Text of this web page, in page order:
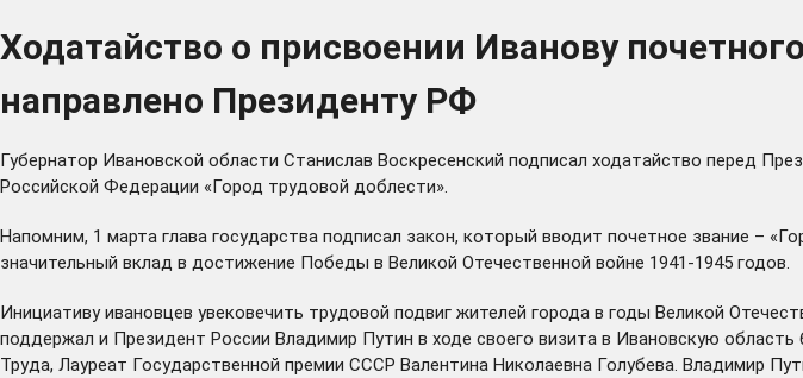
Ходатайство о присвоении Иванову
направлено Президенту РФ
Губернатор Ивановской области Станислав Воскресенский подписал ходатайство перед
Российской Федерации «Город трудовой доблести».
Напомним, 1 марта глава государства подписал закон, который вводит почетное звание –
значительный вклад в достижение Победы в Великой Отечественной войне 1941-1945 годов.
Инициативу ивановцев увековечить трудовой подвиг жителей города в годы Великой
поддержал и Президент России Владимир Путин в ходе своего визита в Ивановскую область
Труда, Лауреат Государственной премии СССР Валентина Николаевна Голубева. Владимир